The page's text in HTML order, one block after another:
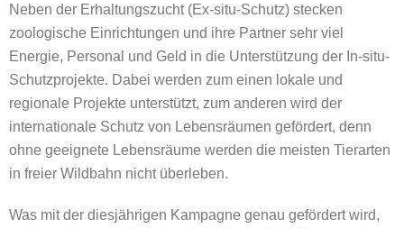
Neben der Erhaltungszucht (Ex-situ-Schutz) stecken
zoologische Einrichtungen und ihre Partner sehr viel
Energie, Personal und Geld in die Unterstützung der In-situ-
Schutzprojekte. Dabei werden zum einen lokale und
regionale Projekte unterstützt, zum anderen wird der
internationale Schutz von Lebensräumen gefördert, denn
ohne geeignete Lebensräume werden die meisten Tierarten
in freier Wildbahn nicht überleben.
Was mit der diesjährigen Kampagne genau gefördert wird,